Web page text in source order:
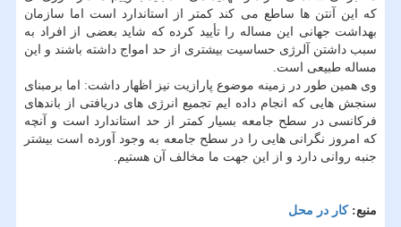
كه این آنتن ها ساطع می كند كمتر از استاندارد است اما سازمان
بهداشت جهانی این مساله را تأیید كرده كه شاید بعضی از افراد به
سبب داشتن آلرژی حساسیت بیشتری از حد امواج داشته باشند و این
مساله طبیعی است.
وی همین طور در زمینه موضوع پارازیت نیز اظهار داشت: اما برمبنای
سنجش هایی كه انجام داده ایم تجمیع انرژی های دریافتی از باندهای
فركانسی در سطح جامعه بسیار كمتر از حد استاندارد است و آنچه
كه امروز نگرانی هایی را در سطح جامعه به وجود آورده است بیشتر
جنبه روانی دارد و از این جهت ما مخالف آن هستیم.
منبع:كار در محل